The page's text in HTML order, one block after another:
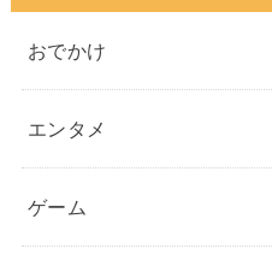
おでかけ
エンタメ
ゲーム